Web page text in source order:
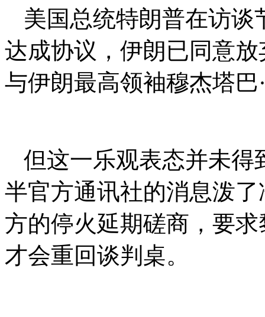
美国总统特朗普在访
达成协议，伊朗已同意
与伊朗最高领袖穆杰塔巴
但这一乐观表态并未得
半官方通讯社的消息泼
方的停火延期磋商，要
才会重回谈判桌。